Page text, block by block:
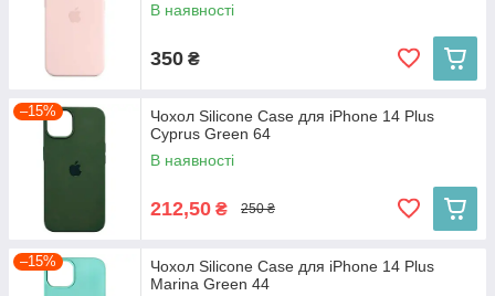
В наявності
350 ₴
–15%
Чохол Silicone Case для iPhone 14 Plus
Cyprus Green 64
В наявності
212,50 ₴ 250 ₴
–15%
Чохол Silicone Case для iPhone 14 Plus
Marina Green 44